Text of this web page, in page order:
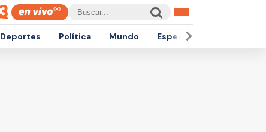
Deportes Política Mundo Espectáculos